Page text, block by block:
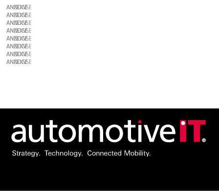
ANZEIGE
ANZEIGE
ANZEIGE
ANZEIGE
ANZEIGE
ANZEIGE
ANZEIGE
ANZEIGE